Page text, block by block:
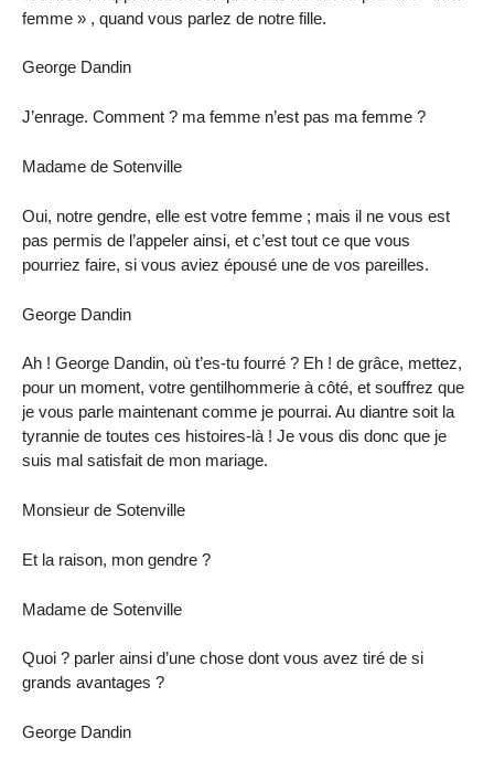
femme » , quand vous parlez de notre fille.
George Dandin
J’enrage. Comment ? ma femme n’est pas ma femme ?
Madame de Sotenville
Oui, notre gendre, elle est votre femme ; mais il ne vous est
pas permis de l’appeler ainsi, et c’est tout ce que vous
pourriez faire, si vous aviez épousé une de vos pareilles.
George Dandin
Ah ! George Dandin, où t’es-tu fourré ? Eh ! de grâce, mettez,
pour un moment, votre gentilhommerie à côté, et souffrez que
je vous parle maintenant comme je pourrai. Au diantre soit la
tyrannie de toutes ces histoires-là ! Je vous dis donc que je
suis mal satisfait de mon mariage.
Monsieur de Sotenville
Et la raison, mon gendre ?
Madame de Sotenville
Quoi ? parler ainsi d’une chose dont vous avez tiré de si
grands avantages ?
George Dandin